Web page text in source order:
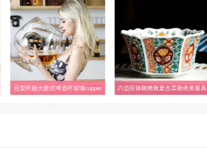
巨型杯超大欧式啤酒杯玻璃cupper 六边形钵碗精致复古菜碗绝美餐具